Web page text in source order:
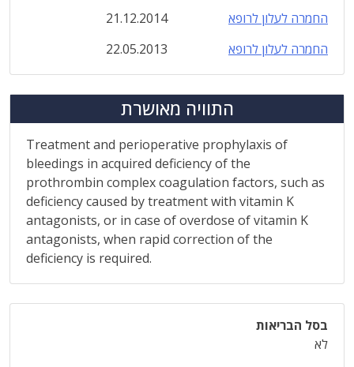
החמרה לעלון לרופא
21.12.2014
החמרה לעלון לרופא
22.05.2013
התוויה מאושרת
Treatment and perioperative prophylaxis of
bleedings in acquired deficiency of the
prothrombin complex coagulation factors, such as
deficiency caused by treatment with vitamin K
antagonists, or in case of overdose of vitamin K
antagonists, when rapid correction of the
deficiency is required.
בסל הבריאות
לא